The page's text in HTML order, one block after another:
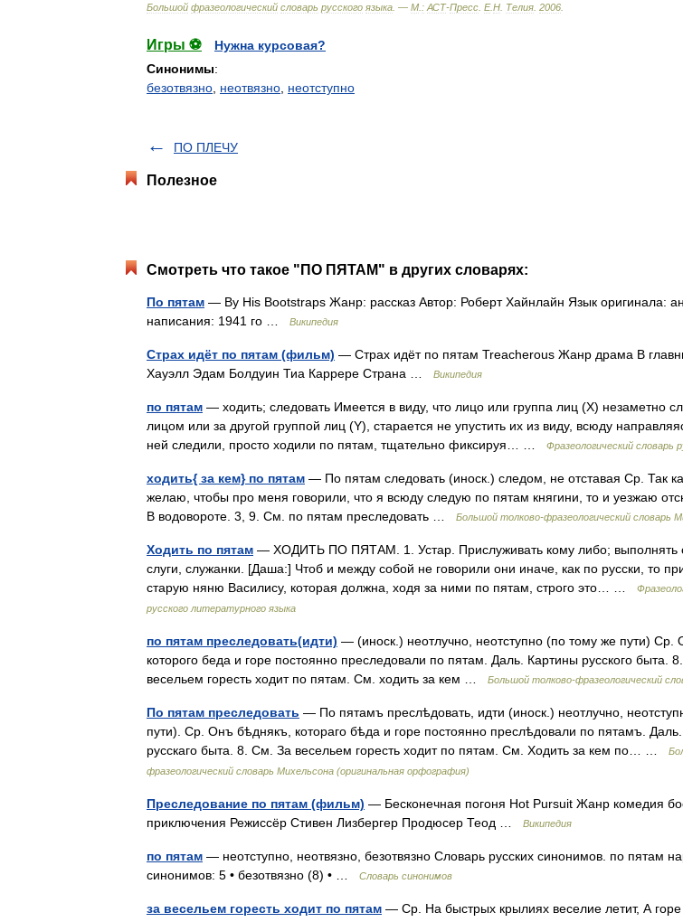
Большой фразеологический словарь русского языка . — М : АСТ-Пресс Е.Н Телия 2006
Игры ⚽
Нужна курсовая?
Синонимы:
безотвязно неотвязно неотступно
ПО ПЛЕЧУ
Полезное
Смотреть что такое "ПО ПЯТАМ" в других словарях:
По пятам — By His Bootstraps Жанр: рассказ Автор: Роберт Хайнлайн Язык оригинала:
написания: 1941 го …
Википедия
Страх идёт по пятам (фильм) — Страх идёт по пятам Treacherous Жанр драма В
Хауэлл Эдам Болдуин Тиа Каррере Страна …
Википедия
по пятам — ходить; следовать Имеется в виду, что лицо или группа лиц (Х) незаметно
лицом или за другой группой лиц (Y), старается не упустить их из виду, всюду
ней следили, просто ходили по пятам, тщательно фиксируя… …
Фразеологический словарь
ходить{ за кем} по пятам — По пятам следовать (иноск.) следом, не отставая Ср. Так
желаю, чтобы про меня говорили, что я всюду следую по пятам княгини, то и уезжаю
В водовороте. 3, 9. См. по пятам преследовать …
Большой толково-фразеологический словарь
Ходить по пятам — ХОДИТЬ ПО ПЯТАМ. 1. Устар. Прислуживать кому либо; выполнять
слуги, служанки. [Даша:] Чтоб и между собой не говорили они иначе, как по русски, то
старую няню Василису, которая должна, ходя за ними по пятам, строго это… …
русского литературного языка
по пятам преследовать(идти) — (иноск.) неотлучно, неотступно (по тому же пути) Ср.
которого беда и горе постоянно преследовали по пятам. Даль. Картины русского быта.
весельем горесть ходит по пятам. См. ходить за кем …
Большой толково-фразеологический
По пятам преследовать — По пятамъ преслѣдовать, идти (иноск.) неотлучно,
пути). Ср. Онъ бѣднякъ, котораго бѣда и горе постоянно преслѣдовали по пятамъ.
русскаго быта. 8. См. За весельем горесть ходит по пятам. См. Ходить за кем по… …
фразеологический словарь Михельсона (оригинальная орфография)
Преследование по пятам (фильм) — Бесконечная погоня Hot Pursuit Жанр комедия
приключения Режиссёр Стивен Лизбергер Продюсер Теод …
Википедия
по пятам — неотступно, неотвязно, безотвязно Словарь русских синонимов. по пятам
синонимов: 5 • безотвязно (8) • …
Словарь синонимов
за весельем горесть ходит по пятам — Ср. На быстрых крылиях веселие летит, А горе